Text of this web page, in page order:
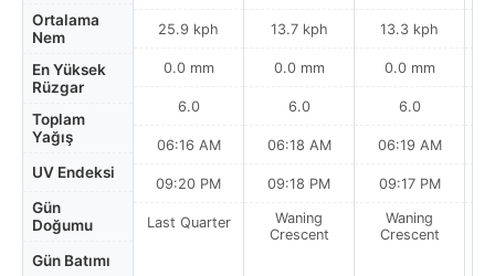
Ortalama
Nem
En Yüksek
Rüzgar
Toplam
Yağış
UV Endeksi
Gün
Doğumu
Gün Batımı
25.9 kph
0.0 mm
6.0
06:16 AM
09:20 PM
Last Quarter
13.7 kph
0.0 mm
6.0
06:18 AM
09:18 PM
Waning
Crescent
13.3 kph
0.0 mm
6.0
06:19 AM
09:17 PM
Waning
Crescent